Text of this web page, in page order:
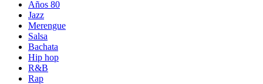
Años 80
Jazz
Merengue
Salsa
Bachata
Hip hop
R&B
Rap